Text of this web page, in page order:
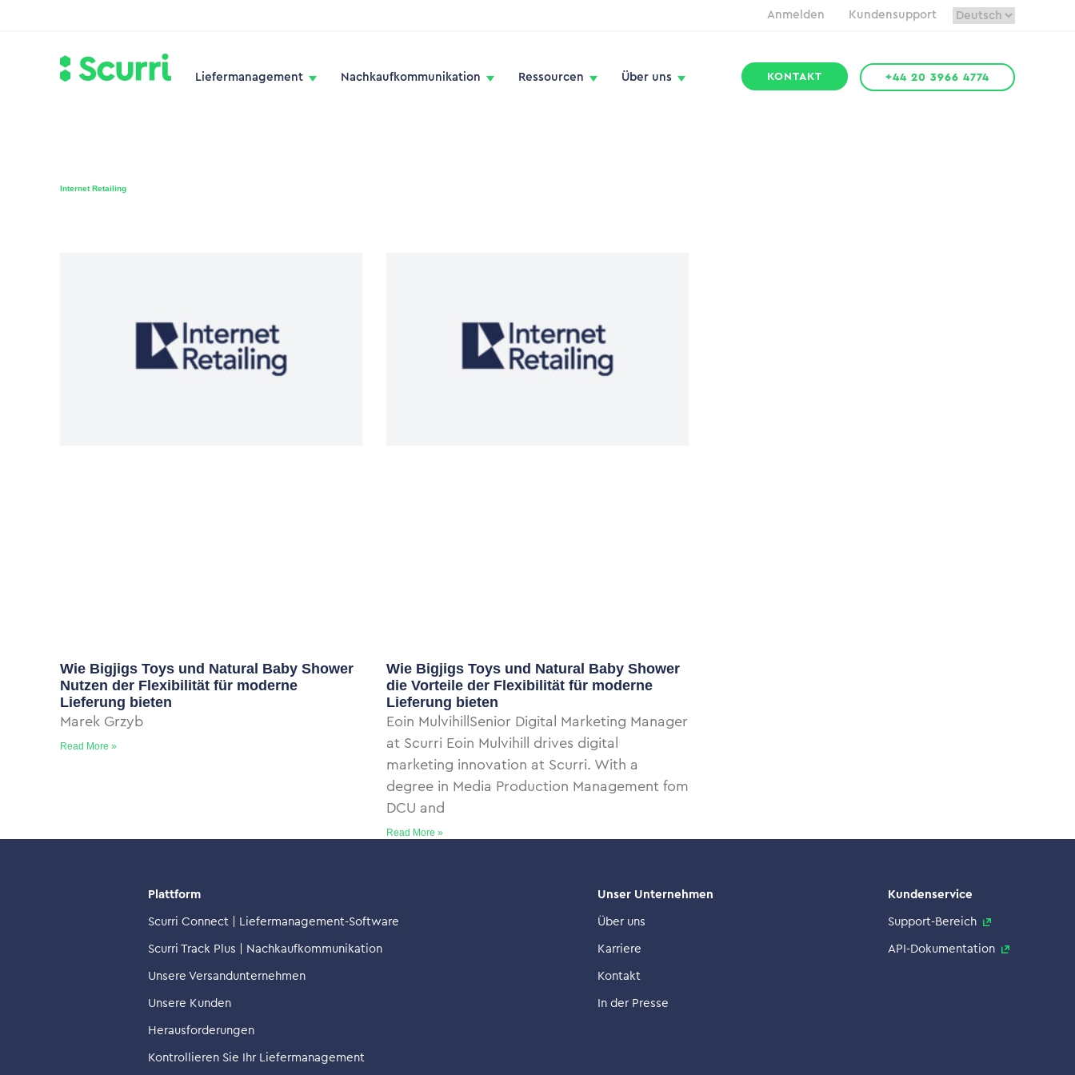
Anmelden Kundensupport
Liefermanagement Nachkaufkommunikation Ressourcen Über uns KONTAKT +44 20 3966 4774
Internet Retailing
Wie Bigjigs Toys und Natural Baby Shower
Nutzen der Flexibilität für moderne
Lieferung bieten
Marek Grzyb
Read More »
Wie Bigjigs Toys und Natural Baby Shower
die Vorteile der Flexibilität für moderne
Lieferung bieten
Eoin MulvihillSenior Digital Marketing Manager
at Scurri Eoin Mulvihill drives digital
marketing innovation at Scurri. With a
degree in Media Production Management fom
DCU and
Read More »
Plattform
Scurri Connect | Liefermanagement-Software
Scurri Track Plus | Nachkaufkommunikation
Unsere Versandunternehmen
Unsere Kunden
Herausforderungen
Kontrollieren Sie Ihr Liefermanagement
Unser Unternehmen
Über uns
Karriere
Kontakt
In der Presse
Kundenservice
Support-Bereich
API-Dokumentation